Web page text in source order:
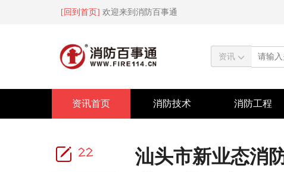
[回到首页] 欢迎来到消防百事通
资讯
资讯首页 消防技术 消防工程
22
汕头市新业态消